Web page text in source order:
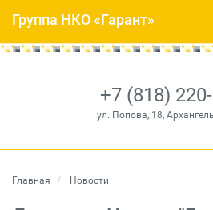
+7 (818)
ул. Попова, 18,
Группа НКО «Гарант»
Главная Новости